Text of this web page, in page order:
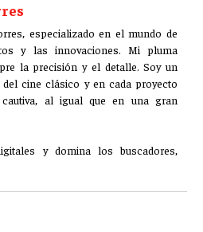
al igual que en una gran
y domina los buscadores,
especializado en el mundo de
y las innovaciones. Mi pluma
la precisión y el detalle. Soy un
del cine clásico y en cada proyecto
al igual que en una gran
y domina los buscadores,